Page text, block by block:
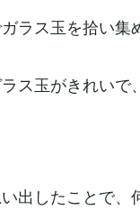
ラス玉を拾い集
ス玉がきれいで
出したことで、